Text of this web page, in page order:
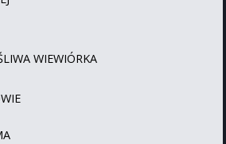
WIEWIÓRKA